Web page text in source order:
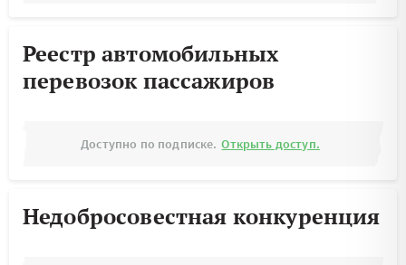
Реестр автомобильных
перевозок пассажиров
Доступно по подписке. Открыть доступ.
Недобросовестная конкуренция